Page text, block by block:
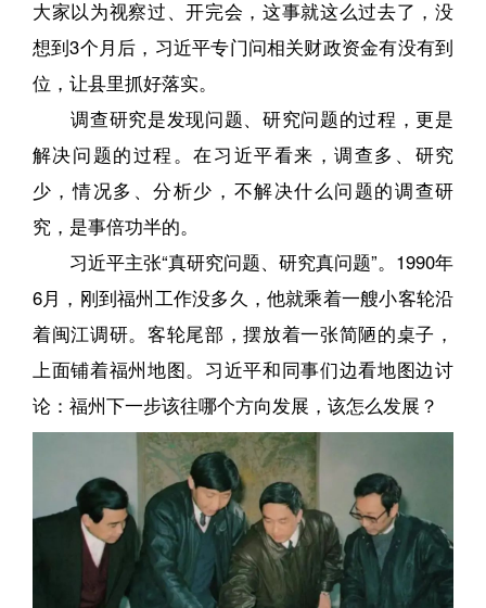
大家以为视察过、开完会，这事就这么过去了，没
想到3个月后，习近平专门问相关财政资金有没有到
位，让县里抓好落实。
调查研究是发现问题、研究问题的过程，更是
解决问题的过程。在习近平看来，调查多、研究
少，情况多、分析少，不解决什么问题的调查研
究，是事倍功半的。
习近平主张“真研究问题、研究真问题”。1990年
6月，刚到福州工作没多久，他就乘着一艘小客轮沿
着闽江调研。客轮尾部，摆放着一张简陋的桌子，
上面铺着福州地图。习近平和同事们边看地图边讨
论：福州下一步该往哪个方向发展，该怎么发展？